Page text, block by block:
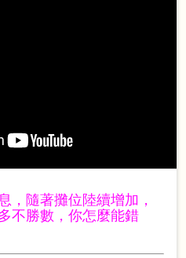
，隨著攤位陸續增加，
不勝數，你怎麼能錯